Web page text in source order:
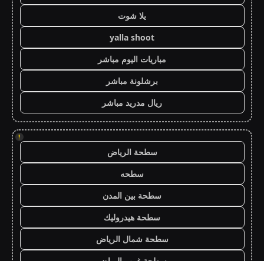
يلا شوت
yalla shoot
مباريات اليوم مباشر
برشلونة مباشر
ريال مدريد مباشر
!
سطحة الرياض
سطحه
سطحة بين المدن
سطحة هيدروليك
سطحة شمال الرياض